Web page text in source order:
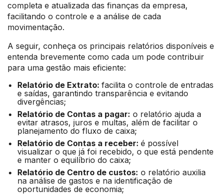
completa e atualizada das finanças da empresa,
facilitando o controle e a análise de cada
movimentação.
A seguir, conheça os principais relatórios disponíveis e
entenda brevemente como cada um pode contribuir
para uma gestão mais eficiente:
Relatório de Extrato: facilita o controle de entradas
e saídas, garantindo transparência e evitando
divergências;
Relatório de Contas a pagar: o relatório ajuda a
evitar atrasos, juros e multas, além de facilitar o
planejamento do fluxo de caixa;
Relatório de Contas a receber: é possível
visualizar o que já foi recebido, o que está pendente
e manter o equilíbrio do caixa;
Relatório de Centro de custos: o relatório auxilia
na análise de gastos e na identificação de
oportunidades de economia;